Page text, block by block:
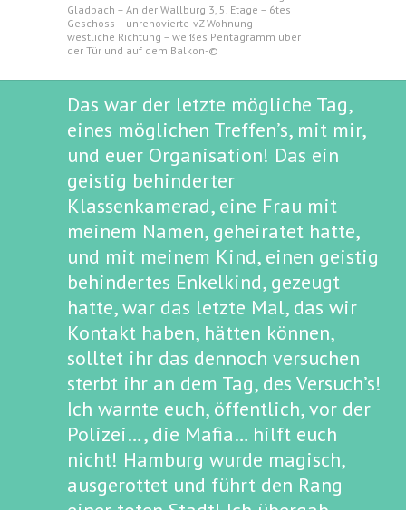
Gladbach – An der Wallburg 3, 5. Etage – 6tes
Geschoss – unrenovierte-vZ Wohnung –
westliche Richtung – weißes Pentagramm über
der Tür und auf dem Balkon-©
Das war der letzte mögliche Tag,
eines möglichen Treffen’s, mit mir,
und euer Organisation! Das ein
geistig behinderter
Klassenkamerad, eine Frau mit
meinem Namen, geheiratet hatte,
und mit meinem Kind, einen geistig
behindertes Enkelkind, gezeugt
hatte, war das letzte Mal, das wir
Kontakt haben, hätten können,
solltet ihr das dennoch versuchen
sterbt ihr an dem Tag, des Versuch’s!
Ich warnte euch, öffentlich, vor der
Polizei…, die Mafia… hilft euch
nicht! Hamburg wurde magisch,
ausgerottet und führt den Rang